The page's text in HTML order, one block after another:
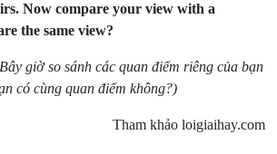
Now compare your view with a
the same view?
giờ so sánh các quan điểm riêng của bạn
có cùng quan điểm không?)
Tham khảo loigiaihay.com